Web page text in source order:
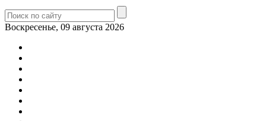
Воскресенье, 09 августа 2026